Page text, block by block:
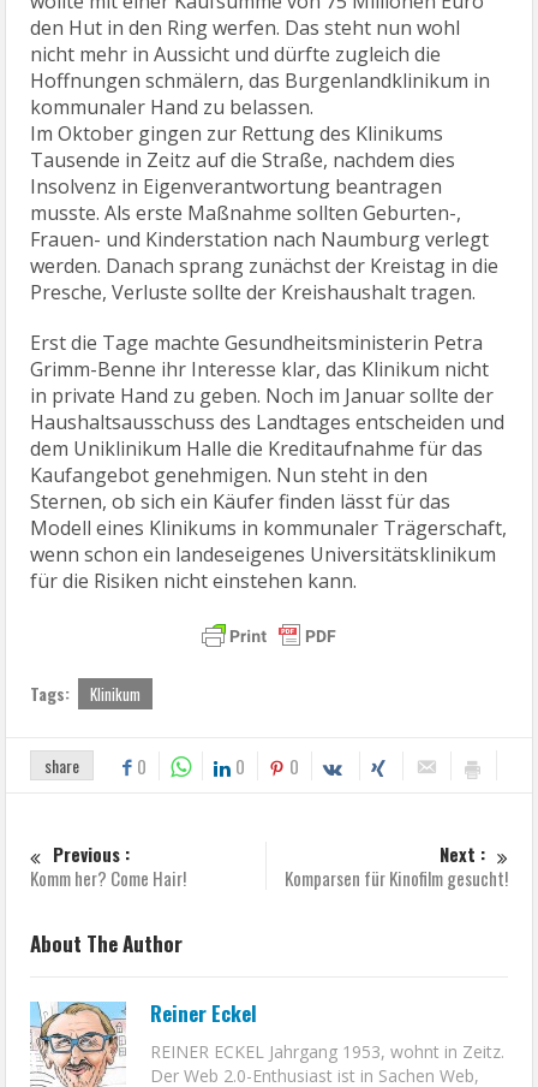
den Hut in den Ring werfen. Das steht nun wohl
nicht mehr in Aussicht und dürfte zugleich die
Hoffnungen schmälern, das Burgenlandklinikum in
kommunaler Hand zu belassen.
Im Oktober gingen zur Rettung des Klinikums
Tausende in Zeitz auf die Straße, nachdem dies
Insolvenz in Eigenverantwortung beantragen
musste. Als erste Maßnahme sollten Geburten-,
Frauen- und Kinderstation nach Naumburg verlegt
werden. Danach sprang zunächst der Kreistag in die
Presche, Verluste sollte der Kreishaushalt tragen.
Erst die Tage machte Gesundheitsministerin Petra
Grimm-Benne ihr Interesse klar, das Klinikum nicht
in private Hand zu geben. Noch im Januar sollte der
Haushaltsausschuss des Landtages entscheiden und
dem Uniklinikum Halle die Kreditaufnahme für das
Kaufangebot genehmigen. Nun steht in den
Sternen, ob sich ein Käufer finden lässt für das
Modell eines Klinikums in kommunaler Trägerschaft,
wenn schon ein landeseigenes Universitätsklinikum
für die Risiken nicht einstehen kann.
Tags: Klinikum
share 0 0 0
Previous :
Komm her? Come Hair!
Next :
Komparsen für Kinofilm gesucht!
About The Author
Reiner Eckel
REINER ECKEL Jahrgang 1953, wohnt in Zeitz.
Der Web 2.0-Enthusiast ist in Sachen Web,